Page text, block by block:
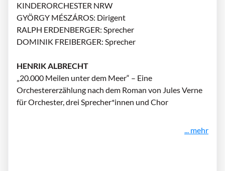
KINDERORCHESTER NRW
GYÖRGY MÉSZÁROS: Dirigent
RALPH ERDENBERGER: Sprecher
DOMINIK FREIBERGER: Sprecher
HENRIK ALBRECHT
„20.000 Meilen unter dem Meer“ – Eine
Orchestererzählung nach dem Roman von Jules Verne
für Orchester, drei Sprecher*innen und Chor
... mehr